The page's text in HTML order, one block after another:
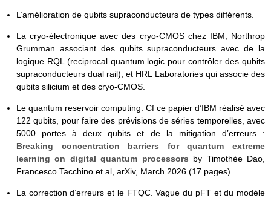
L’amélioration de qubits supraconducteurs de types différents.
La cryo-électronique avec des cryo-CMOS chez IBM, Northrop
Grumman associant des qubits supraconducteurs avec de la
logique RQL (reciprocal quantum logic pour contrôler des qubits
supraconducteurs dual rail), et HRL Laboratories qui associe des
qubits silicium et des cryo-CMOS.
Le quantum reservoir computing. Cf ce papier d’IBM réalisé avec
122 qubits, pour faire des prévisions de séries temporelles, avec
5000 portes à deux qubits et de la mitigation d’erreurs :
Breaking concentration barriers for quantum extreme
learning on digital quantum processors by Timothée Dao,
Francesco Tacchino et al, arXiv, March 2026 (17 pages).
La correction d’erreurs et le FTQC. Vague du pFT et du modèle